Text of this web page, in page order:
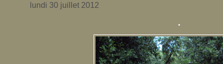
lundi 30 juillet 2012
.